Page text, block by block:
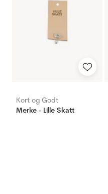
Kort og Godt
Merke - Lille Skatt